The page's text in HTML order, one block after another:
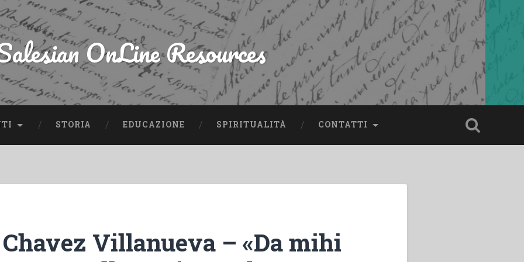
OnLine Resources
STORIA EDUCAZIONE SPIRITUALITÀ CONTATTI
Villanueva – «Da mihi